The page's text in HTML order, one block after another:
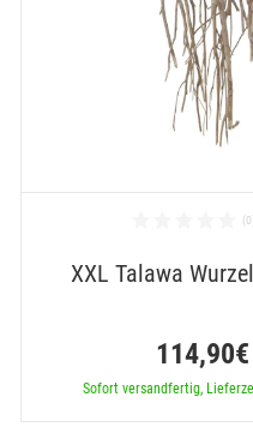
XXL Talawa
114,90€
Sofort versandfertig,